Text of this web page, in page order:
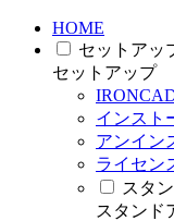
HOME
セットアッ
セットアップ
インスト
アンイン
ライセン
スタ
スタンド